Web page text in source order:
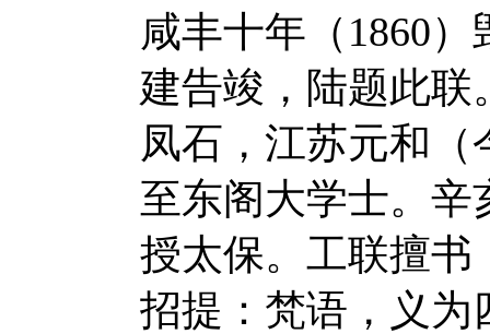
咸丰十年（1860
建告竣，陆题此
凤石，江苏元和
至东阁大学士。辛
授太保。工联擅
招提：梵语，义为